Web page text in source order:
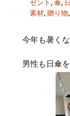
ゼント , 傘,
素材, 贈り物,
今年も暑く
男性も日傘